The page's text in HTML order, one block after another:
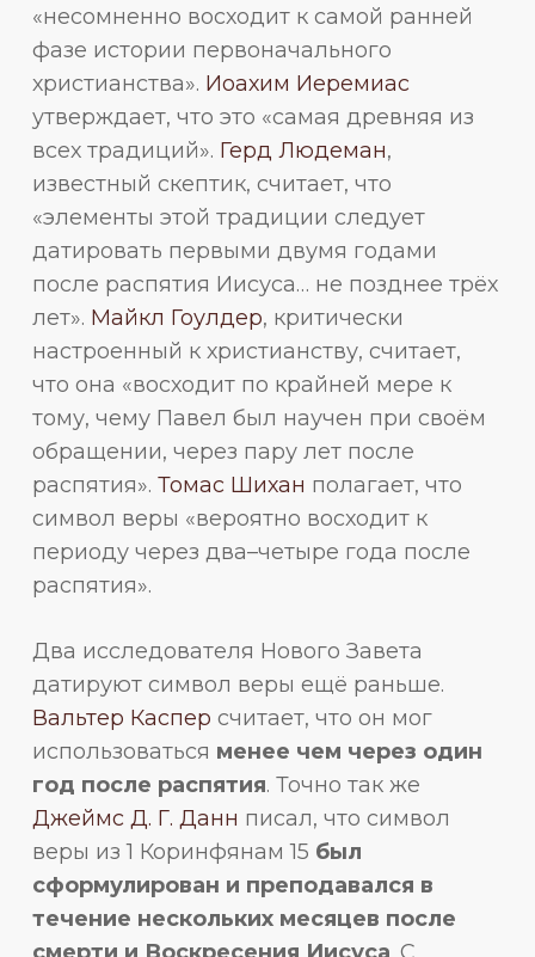
«несомненно восходит к самой ранней
фазе истории первоначального
христианства». Иоахим Иеремиас
утверждает, что это «самая древняя из
всех традиций». Герд Людеман,
известный скептик, считает, что
«элементы этой традиции следует
датировать первыми двумя годами
после распятия Иисуса… не позднее трёх
лет». Майкл Гоулдер, критически
настроенный к христианству, считает,
что она «восходит по крайней мере к
тому, чему Павел был научен при своём
обращении, через пару лет после
распятия». Томас Шихан полагает, что
символ веры «вероятно восходит к
периоду через два–четыре года после
распятия».
Два исследователя Нового Завета
датируют символ веры ещё раньше.
Вальтер Каспер считает, что он мог
использоваться менее чем через один
год после распятия. Точно так же
Джеймс Д. Г. Данн писал, что символ
веры из 1 Коринфянам 15 был
сформулирован и преподавался в
течение нескольких месяцев после